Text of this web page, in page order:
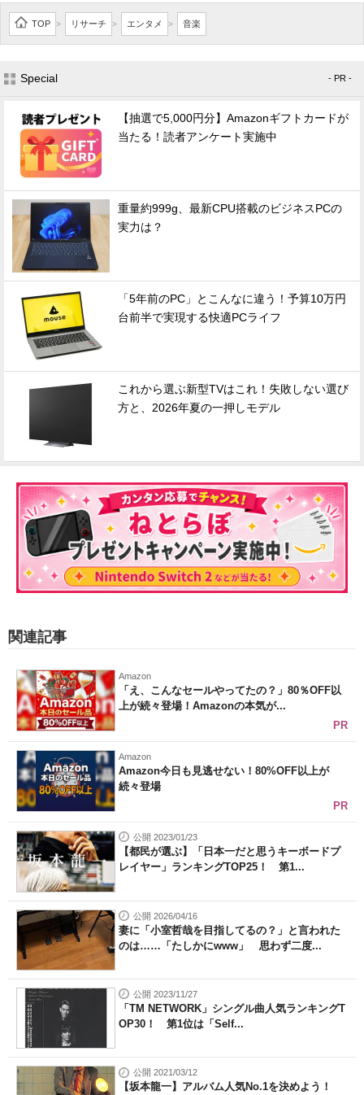
TOP > リサーチ > エンタメ > 音楽
Special - PR -
【抽選で5,000円分】Amazonギフトカードが
当たる！読者アンケート実施中
重量約999g、最新CPU搭載のビジネスPCの
実力は？
「5年前のPC」とこんなに違う！予算10万円
台前半で実現する快適PCライフ
これから選ぶ新型TVはこれ！失敗しない選び
方と、2026年夏の一押しモデル
関連記事
Amazon
「え、こんなセールやってたの？」80％OFF以
上が続々登場！Amazonの本気が...
PR
Amazon
Amazon今日も見逃せない！80%OFF以上が
続々登場
PR
公開 2023/01/23
【都民が選ぶ】「日本一だと思うキーボードプ
レイヤー」ランキングTOP25！ 第1...
公開 2026/04/16
妻に「小室哲哉を目指してるの？」と言われた
のは……「たしかにwww」 思わず二度...
公開 2023/11/27
「TM NETWORK」シングル曲人気ランキングT
OP30！ 第1位は「Self...
公開 2021/03/12
【坂本龍一】アルバム人気No.1を決めよう！